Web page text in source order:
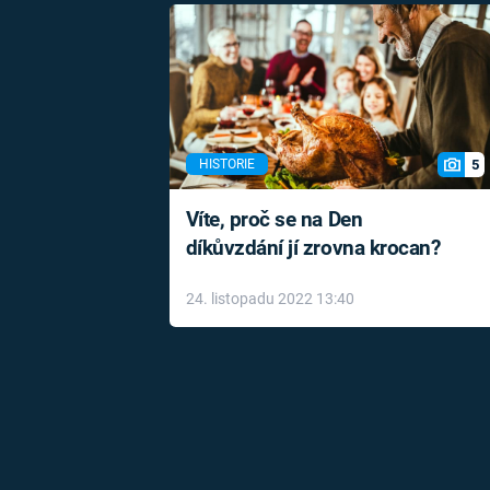
HISTORIE 5
Víte, proč se na Den
díkůvzdání jí zrovna krocan?
24. listopadu 2022 13:40